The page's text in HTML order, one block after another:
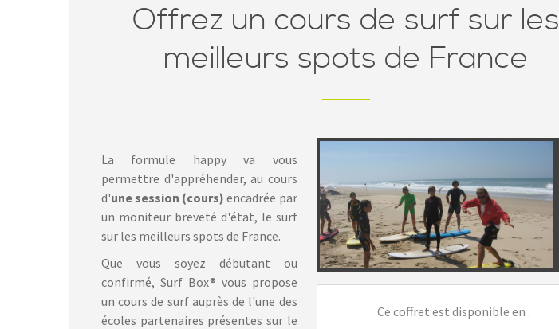
Offrez un cours de surf sur les
meilleurs spots de France
La formule happy va vous
permettre d'appréhender, au cours
d'une session (cours) encadrée par
un moniteur breveté d'état, le surf
sur les meilleurs spots de France.
Que vous soyez débutant ou
confirmé, Surf Box® vous propose
un cours de surf auprès de l'une des
écoles partenaires présentes sur le
Ce coffret est disponible en :